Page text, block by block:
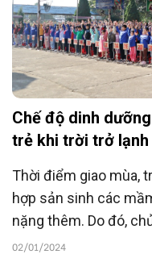
Chế độ dinh
trẻ khi trời trở lạnh
Thời điểm giao mùa,
hợp sản sinh các
nặng thêm. Do đó,
cần thiết. Chế độ
02/01/2024